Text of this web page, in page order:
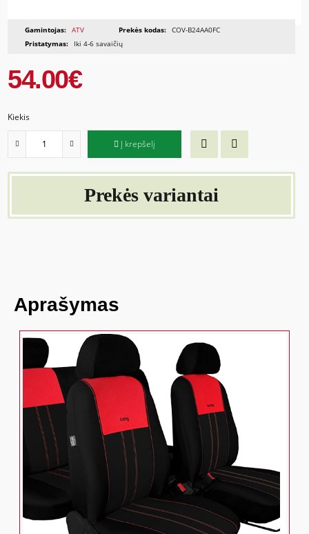
Gamintojas: ATV Prekės kodas: COV-B24AA0FC
Pristatymas:
Iki 4-6 savaičių
54.00€
Kiekis
Į krepšelį
Prekės variantai
Aprašymas